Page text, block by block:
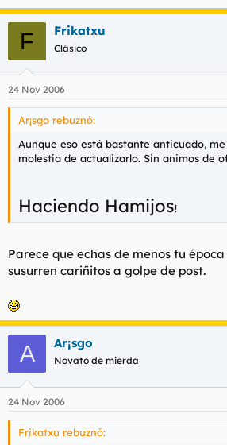
F Frikatxu
Clásico
24 Nov 2006
Ar¡sgo rebuznó:
Aunque eso está bastante anticuado,
molestia de actualizarlo. Sin animos de
Haciendo Hamijos!
Parece que echas de menos tu
susurren cariñitos a golpe de post.
A Ar¡sgo
Novato de mierda
24 Nov 2006
Frikatxu rebuznó: